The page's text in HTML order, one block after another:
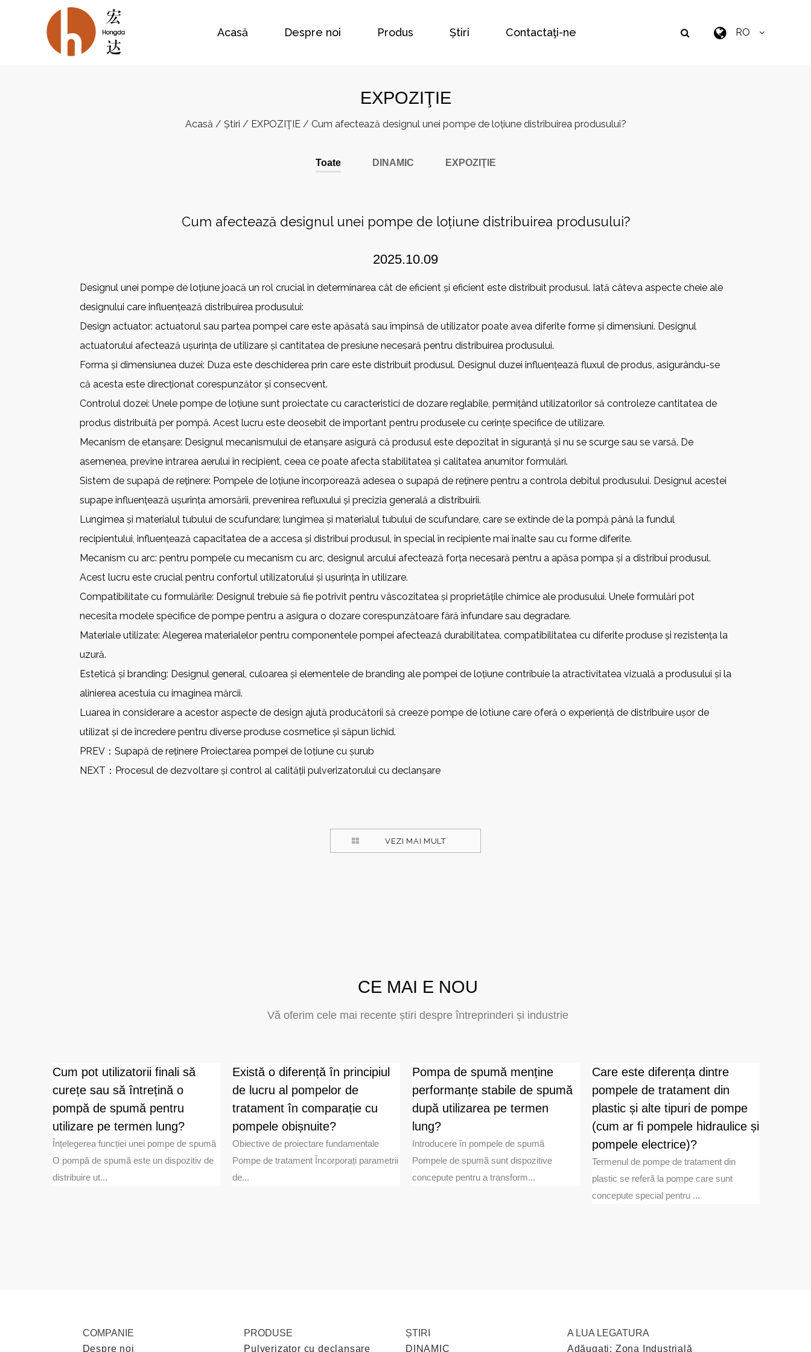
Acasă Despre noi Produs Știri Contactaţi-ne RO
EXPOZIŢIE
Acasă / Știri / EXPOZIŢIE/ Cum afectează designul unei pompe de loțiune distribuirea produsului?
Toate DINAMIC EXPOZIŢIE
Cum afectează designul unei pompe de loțiune distribuirea produsului?
2025.10.09
Designul unei pompe de loțiune joacă un rol crucial în determinarea cât de eficient și eficient este distribuit produsul. Iată câteva aspecte cheie ale
designului care influențează distribuirea produsului:
Design actuator: actuatorul sau partea pompei care este apăsată sau împinsă de utilizator poate avea diferite forme și dimensiuni. Designul
actuatorului afectează ușurința de utilizare și cantitatea de presiune necesară pentru distribuirea produsului.
Forma și dimensiunea duzei: Duza este deschiderea prin care este distribuit produsul. Designul duzei influențează fluxul de produs, asigurându-se
că acesta este direcționat corespunzător și consecvent.
Controlul dozei: Unele pompe de loțiune sunt proiectate cu caracteristici de dozare reglabile, permițând utilizatorilor să controleze cantitatea de
produs distribuită per pompă. Acest lucru este deosebit de important pentru produsele cu cerințe specifice de utilizare.
Mecanism de etanșare: Designul mecanismului de etanșare asigură că produsul este depozitat în siguranță și nu se scurge sau se varsă. De
asemenea, previne intrarea aerului în recipient, ceea ce poate afecta stabilitatea și calitatea anumitor formulări.
Sistem de supapă de reținere: Pompele de loțiune încorporează adesea o supapă de reținere pentru a controla debitul produsului. Designul acestei
supape influențează ușurința amorsării, prevenirea refluxului și precizia generală a distribuirii.
Lungimea și materialul tubului de scufundare: lungimea și materialul tubului de scufundare, care se extinde de la pompă până la fundul
recipientului, influențează capacitatea de a accesa și distribui produsul, în special în recipiente mai înalte sau cu forme diferite.
Mecanism cu arc: pentru pompele cu mecanism cu arc, designul arcului afectează forța necesară pentru a apăsa pompa și a distribui produsul.
Acest lucru este crucial pentru confortul utilizatorului și ușurința în utilizare.
Compatibilitate cu formulările: Designul trebuie să fie potrivit pentru vâscozitatea și proprietățile chimice ale produsului. Unele formulări pot
necesita modele specifice de pompe pentru a asigura o dozare corespunzătoare fără înfundare sau degradare.
Materiale utilizate: Alegerea materialelor pentru componentele pompei afectează durabilitatea, compatibilitatea cu diferite produse și rezistența la
uzură.
Estetică și branding: Designul general, culoarea și elementele de branding ale pompei de loțiune contribuie la atractivitatea vizuală a produsului și la
alinierea acestuia cu imaginea mărcii.
Luarea în considerare a acestor aspecte de design ajută producătorii să creeze pompe de lotiune care oferă o experiență de distribuire ușor de
utilizat și de încredere pentru diverse produse cosmetice și săpun lichid.
PREV： Supapă de reținere Proiectarea pompei de loțiune cu șurub
NEXT： Procesul de dezvoltare și control al calității pulverizatorului cu declanșare
VEZI MAI MULT
CE MAI E NOU
Vă oferim cele mai recente știri despre întreprinderi și industrie
Cum pot utilizatorii finali să
curețe sau să întrețină o
pompă de spumă pentru
utilizare pe termen lung?
Înțelegerea funcției unei pompe de spumă
O pompă de spumă este un dispozitiv de
distribuire ut...
Există o diferență în principiul
de lucru al pompelor de
tratament în comparație cu
pompele obișnuite?
Obiective de proiectare fundamentale
Pompe de tratament Încorporați parametrii
de...
Pompa de spumă menține
performanțe stabile de spumă
după utilizarea pe termen
lung?
Introducere în pompele de spumă
Pompele de spumă sunt dispozitive
concepute pentru a transform...
Care este diferența dintre
pompele de tratament din
plastic și alte tipuri de pompe
(cum ar fi pompele hidraulice și
pompele electrice)?
Termenul de pompe de tratament din
plastic se referă la pompe care sunt
concepute special pentru ...
COMPANIE
Despre noi
PRODUSE
Pulverizator cu declanșare
ȘTIRI
DINAMIC
A LUA LEGATURA
Adăugați: Zona Industrială